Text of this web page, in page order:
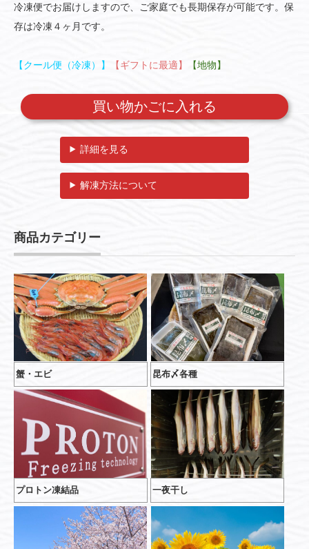
冷凍便でお届けしますので、ご家庭でも長期保存が可能です。保
存は冷凍４ヶ月です。
【クール便（冷凍）】 【ギフトに最適】 【地物】
詳細を見る
解凍方法について
商品カテゴリー
蟹・エビ 昆布〆各種
プロトン凍結品 一夜干し